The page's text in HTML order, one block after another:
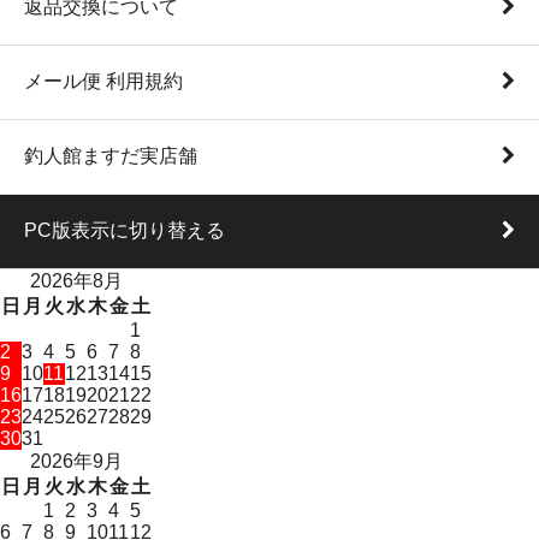
返品交換について
メール便 利用規約
釣人館ますだ実店舗
PC版表示に切り替える
2026年8月
日 月 火 水木金土
1
2 3 4 5 6 7 8
9 101112131415
16171819202122
23242526272829
3031
2026年9月
日 月 火 水木金土
1
2 3 4 5
6 7 8 9 101112